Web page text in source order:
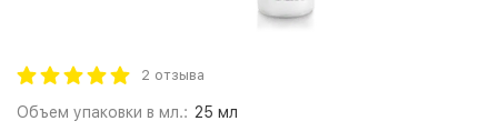
2 отзыва
Объем упаковки в мл.: 25 мл